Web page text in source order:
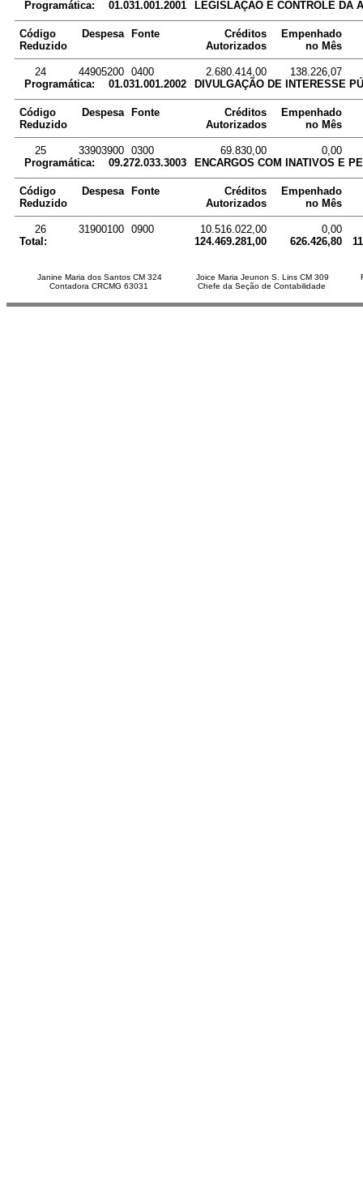
Programática: 01.031.001.2001 LEGISLAÇÃO E CONTROLE DA
Código
Reduzido
Despesa Fonte
Créditos
Autorizados
Empenhado
no Mês
24 44905200 0400 2.680.414,00
138.226,07
Programática:
01.031.001.2002 DIVULGAÇÃO DE INTERESSE
Código
Reduzido
Despesa Fonte
Créditos
Autorizados
Empenhado
no Mês
25 33903900 0300 69.830,00
0,00
Programática:
09.272.033.3003 ENCARGOS COM INATIVOS E
Código
Reduzido
Despesa Fonte
Créditos
Autorizados
Empenhado
no Mês
26 31900100 0900 10.516.022,00
0,00
Total:
124.469.281,00 626.426,80
Janine Maria dos Santos CM 324 Joice Maria Jeunon S. Lins CM 309
Contadora CRCMG 63031
Chefe da Seção de Contabilidade